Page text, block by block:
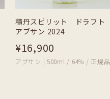
積丹スピリット ドラフト
アブサン 2024
¥16,900
アブサン | 500ml / 64% / 正規品